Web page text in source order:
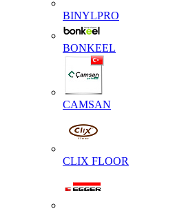
BINYLPRO
BONKEEL
CAMSAN
CLIX FLOOR